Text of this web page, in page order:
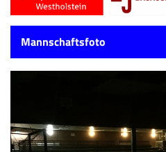
UNSERE SPORTHALLEN
Die SpecialHaie
Mannschaftsfoto